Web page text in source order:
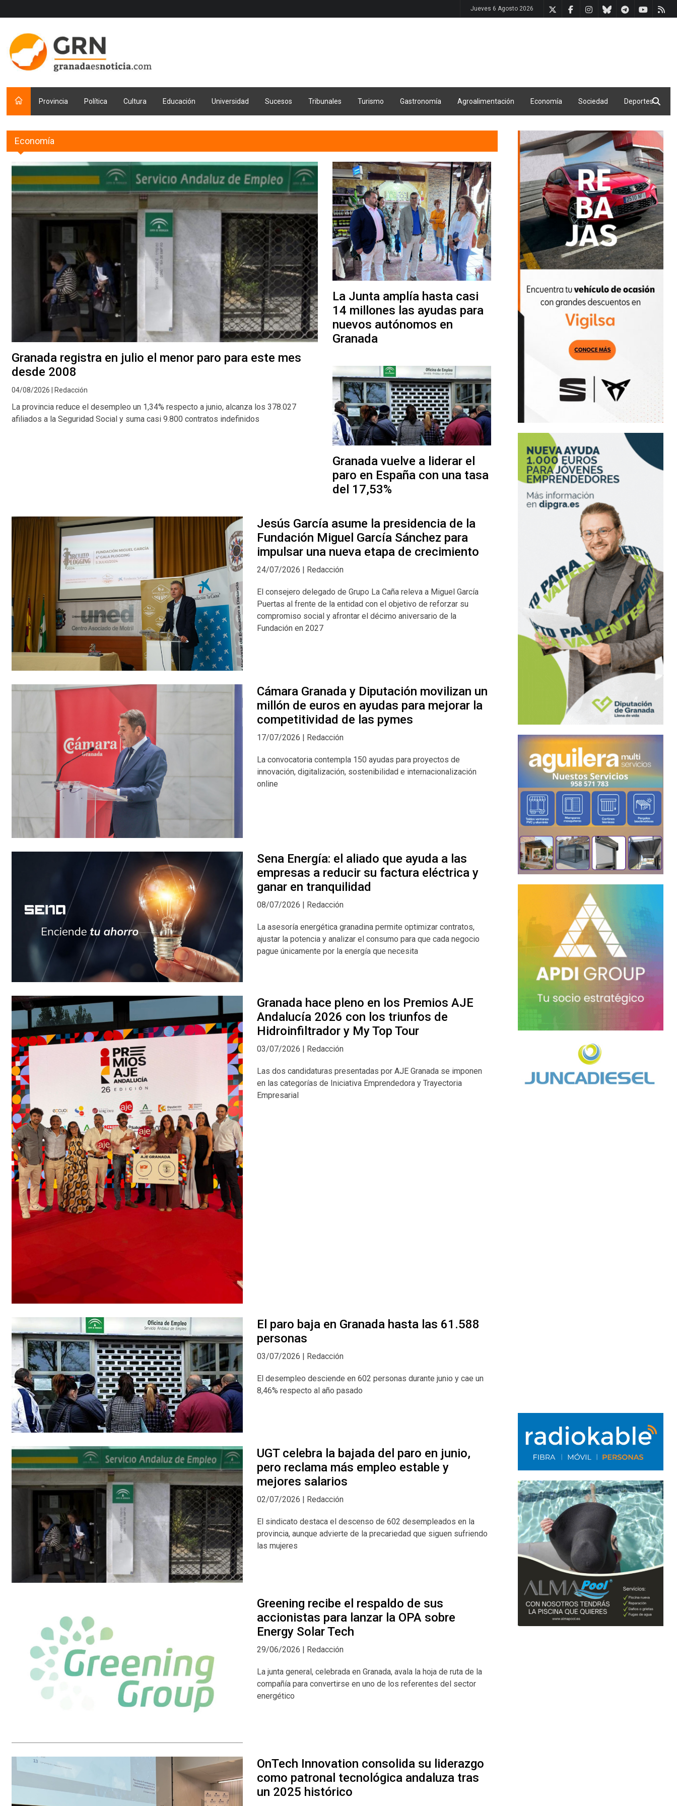
Jueves 6 Agosto 2026
Provincia Política Cultura Educación Universidad Sucesos Tribunales Turismo Gastronomía Agroalimentación Economía Sociedad Deportes
Economía
Granada registra en julio el menor paro para este mes
desde 2008
04/08/2026 | Redacción
La provincia reduce el desempleo un 1,34% respecto a junio, alcanza los 378.027
afiliados a la Seguridad Social y suma casi 9.800 contratos indefinidos
La Junta amplía hasta casi
14 millones las ayudas para
nuevos autónomos en
Granada
Granada vuelve a liderar el
paro en España con una tasa
del 17,53%
Jesús García asume la presidencia de la
Fundación Miguel García Sánchez para
impulsar una nueva etapa de crecimiento
24/07/2026 | Redacción
El consejero delegado de Grupo La Caña releva a Miguel García
Puertas al frente de la entidad con el objetivo de reforzar su
compromiso social y afrontar el décimo aniversario de la
Fundación en 2027
Cámara Granada y Diputación movilizan un
millón de euros en ayudas para mejorar la
competitividad de las pymes
17/07/2026 | Redacción
La convocatoria contempla 150 ayudas para proyectos de
innovación, digitalización, sostenibilidad e internacionalización
online
Sena Energía: el aliado que ayuda a las
empresas a reducir su factura eléctrica y
ganar en tranquilidad
08/07/2026 | Redacción
La asesoría energética granadina permite optimizar contratos,
ajustar la potencia y analizar el consumo para que cada negocio
pague únicamente por la energía que necesita
Granada hace pleno en los Premios AJE
Andalucía 2026 con los triunfos de
Hidroinfiltrador y My Top Tour
03/07/2026 | Redacción
Las dos candidaturas presentadas por AJE Granada se imponen
en las categorías de Iniciativa Emprendedora y Trayectoria
Empresarial
El paro baja en Granada hasta las 61.588
personas
03/07/2026 | Redacción
El desempleo desciende en 602 personas durante junio y cae un
8,46% respecto al año pasado
UGT celebra la bajada del paro en junio,
pero reclama más empleo estable y
mejores salarios
02/07/2026 | Redacción
El sindicato destaca el descenso de 602 desempleados en la
provincia, aunque advierte de la precariedad que siguen sufriendo
las mujeres
Greening recibe el respaldo de sus
accionistas para lanzar la OPA sobre
Energy Solar Tech
29/06/2026 | Redacción
La junta general, celebrada en Granada, avala la hoja de ruta de la
compañía para convertirse en uno de los referentes del sector
energético
OnTech Innovation consolida su liderazgo
como patronal tecnológica andaluza tras
un 2025 histórico